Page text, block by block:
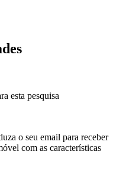
esta pesquisa
o seu email para receber
com as características